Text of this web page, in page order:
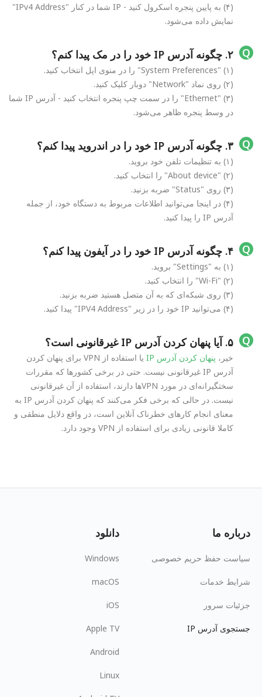
(۴) به پایین پنجره اسکرول کنید - IP شما در کنار "IPv4 Address"
نمایش داده می‌شود.
۲. چگونه آدرس IP خود را در مک پیدا کنم؟
(۱) "System Preferences" را در منوی اپل انتخاب کنید.
(۲) روی نماد "Network" دوبار کلیک کنید.
(۳) "Ethernet" را در سمت چپ پنجره انتخاب کنید - آدرس IP شما
در وسط پنجره ظاهر می‌شود.
۳. چگونه آدرس IP خود را در اندروید پیدا کنم؟
(۱) به تنظیمات تلفن خود بروید.
(۲) "About device" را انتخاب کنید.
(۳) روی "Status" ضربه بزنید.
(۴) در اینجا می‌توانید اطلاعات مربوط به دستگاه خود، از جمله
آدرس IP را پیدا کنید.
۴. چگونه آدرس IP خود را در آیفون پیدا کنم؟
(۱) به "Settings" بروید.
(۲) "Wi-Fi" را انتخاب کنید.
(۳) روی شبکه‌ای که به آن متصل هستید ضربه بزنید.
(۴) می‌توانید IP خود را در زیر "IPV4 Address" پیدا کنید.
۵. آیا پنهان کردن آدرس IP غیرقانونی است؟
خیر، پنهان کردن آدرس IP
یا استفاده از VPN برای پنهان کردن
آدرس IP غیرقانونی نیست. حتی در برخی کشورها که مقررات
سختگیرانه‌ای در مورد VPNها دارند، استفاده از آن غیرقانونی
نیست. در حالی که برخی فکر می‌کنند که پنهان کردن آدرس IP به
معنای انجام کارهای خطرناک آنلاین است، در واقع دلایل منطقی و
کاملا قانونی زیادی برای استفاده از VPN وجود دارد.
درباره ما
سیاست حفظ حریم خصوصی
شرایط خدمات
جزئیات سرور
جستجوی آدرس IP
دانلود
Windows
macOS
iOS
Apple TV
Android
Linux